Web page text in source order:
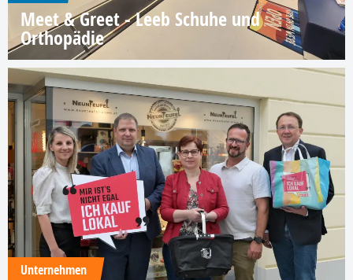
Meet & Greet - Leeb Schuhe und
Orthopädie
Unternehmen